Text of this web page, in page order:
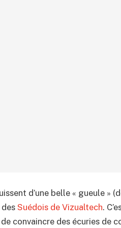
d’une belle « gueule »
Suédois de Vizualtech.
convaincre des écuries de